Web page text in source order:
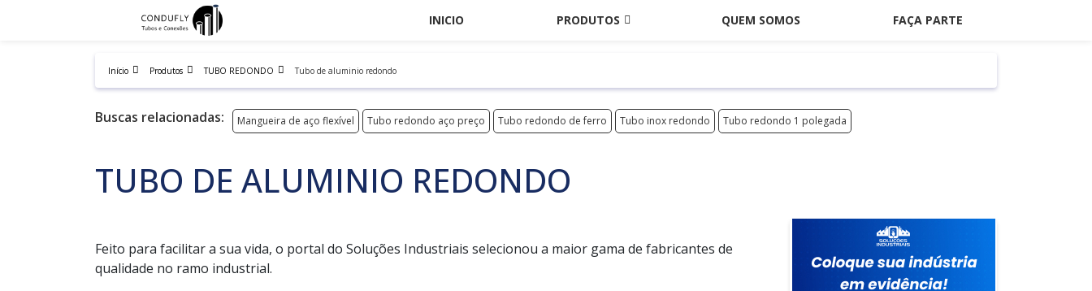
INICIO PRODUTOS QUEM SOMOS FAÇA PARTE
Início Produtos TUBO REDONDO Tubo de aluminio redondo
Buscas relacionadas: Mangueira de aço flexível Tubo redondo aço preço Tubo redondo de ferro Tubo inox redondo Tubo redondo 1 polegada
TUBO DE ALUMINIO REDONDO
Feito para facilitar a sua vida, o portal do Soluções Industriais selecionou a maior gama de fabricantes de
qualidade no ramo industrial.